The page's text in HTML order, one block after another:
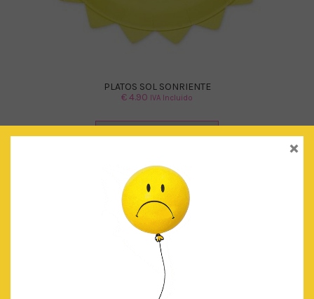
PLATOS SOL SONRIENTE
€4.90 IVA Incluido
AÑADIR AL CARRITO
×